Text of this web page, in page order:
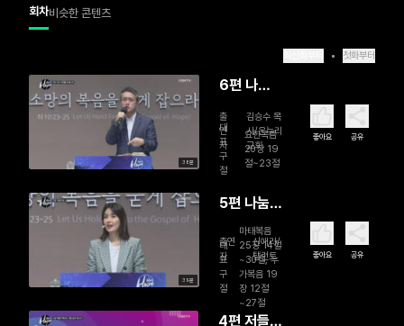
회차비슷한 콘텐츠
첫화부터
38분
6편 나
를 보내노
라
출
연
자
김승수 목
사/온누리
교회
대
표
구
절
요한복음
20장 19
절~23절
좋아요 공유
39분
5편 나눔
의 삶
출연
자
신애라/
탤런트
대
표
구
절
마태복음
25장 14절
~30절, 누
가복음 19
장 12절
~27절
좋아요 공유
4편 저들